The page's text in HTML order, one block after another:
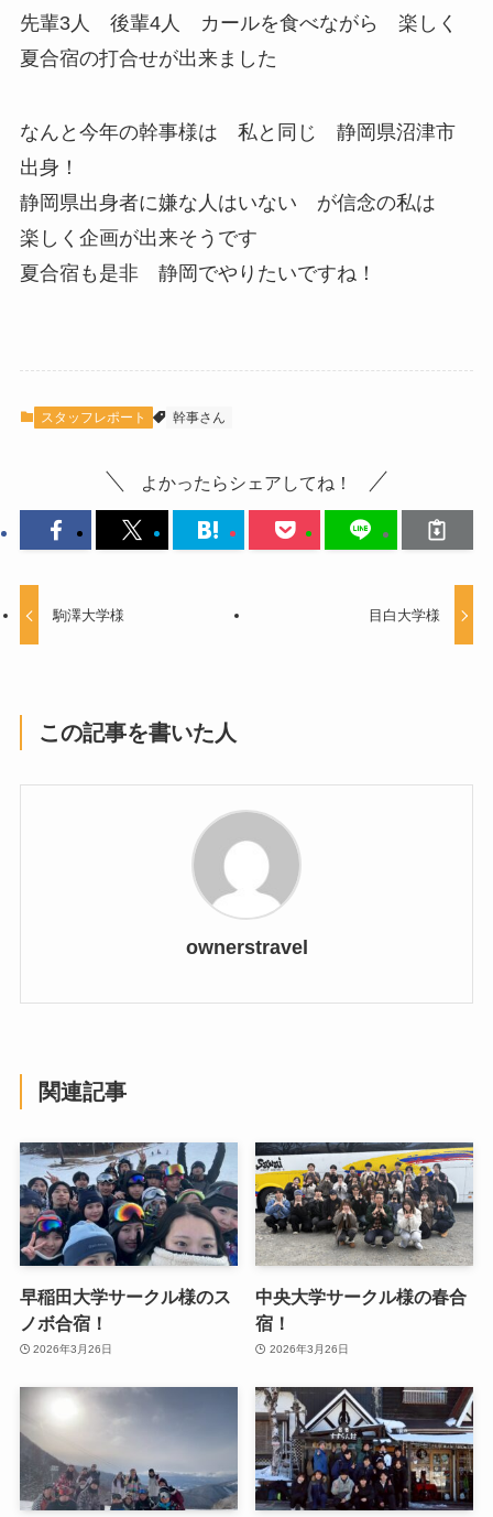
先輩3人 後輩4人 カールを食べながら 楽しく
夏合宿の打合せが出来ました
なんと今年の幹事様は 私と同じ 静岡県沼津市
出身！
静岡県出身者に嫌な人はいない が信念の私は
楽しく企画が出来そうです
夏合宿も是非 静岡でやりたいですね！
スタッフレポート 幹事さん
よかったらシェアしてね！
駒澤大学様 目白大学様
この記事を書いた人
ownerstravel
関連記事
早稲田大学サークル様のス
ノボ合宿！
2026年3月26日
中央大学サークル様の春合
宿！
2026年3月26日